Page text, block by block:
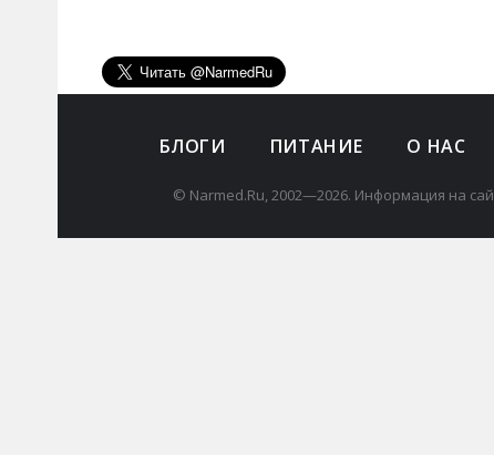
БЛОГИ ПИТАНИЕ О НАС
© Narmed.Ru, 2002—2026. Информация на